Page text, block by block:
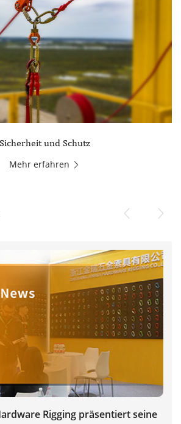
Sicherheit und Schutz
Mehr erfahren
Rigging präsentiert seine